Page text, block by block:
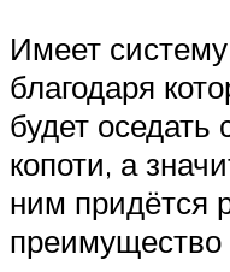
Имеет систему
благодаря
будет
копоти, а
ним придётся
преимущество